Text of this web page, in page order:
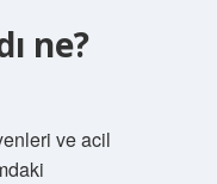
ne?
ve acil